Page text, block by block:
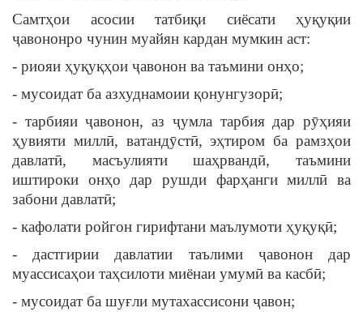
Самтҳои асосии татбиқи сиёсати ҳуқуқии
ҷавононро чунин муайян кардан мумкин аст:
- риояи ҳуқуқҳои ҷавонон ва таъмини онҳо;
- мусоидат ба азхуднамоии қонунгузорӣ;
- тарбияи ҷавонон, аз ҷумла тарбия дар рӯҳияи
ҳувияти миллӣ, ватандӯстӣ, эҳтиром ба рамзҳои
давлатӣ, масъулияти шаҳрвандӣ, таъмини
иштироки онҳо дар рушди фарҳанги миллӣ ва
забони давлатӣ;
- кафолати ройгон гирифтани маълумоти ҳуқуқӣ;
- дастгирии давлатии таълими ҷавонон дар
муассисаҳои таҳсилоти миёнаи умумӣ ва касбӣ;
- мусоидат ба шуғли мутахассисони ҷавон;